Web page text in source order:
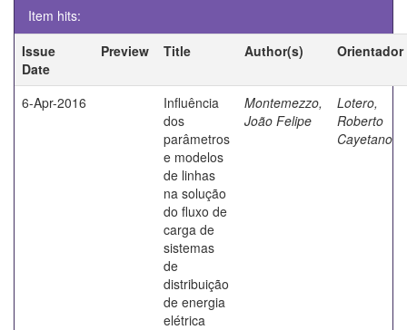
Item hits:
Issue
Date
Preview Title Author(s) Orientador
6-Apr-2016
Influência
dos
parâmetros
e modelos
de linhas
na solução
do fluxo de
carga de
sistemas
de
distribuição
de energia
elétrica
Montemezzo,
João Felipe
Lotero,
Roberto
Cayetano